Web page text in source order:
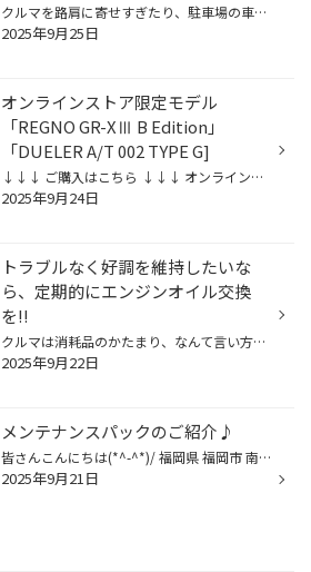
クルマを路肩に寄せすぎたり、駐車場の車止めにぶつけたりして、お気に入りのホイールを傷つけてしまったという経験は、多くの方がお持ちなのではないかと思います。とっても残念な気持ちになりますが、そんなときタイヤも気にかけていらっしゃいますか？ 一方、タイヤの“見える側”にはワックスをき...
2025年9月25日
オンラインストア限定モデル
「REGNO GR-XⅢ B Edition」
「DUELER A/T 002 TYPE G]
↓↓↓ ご購入はこちら ↓↓↓ オンライン限定モデル 「レグノ GR-XⅢ B Edition」「デューラー A/T002 TYPE G」 LUXBLACK® 黒が際立つ、プレミアムな選択 トレッドパターンがタイヤの顔ならサイドウォールはタイヤの横顔。 黒いゴムに当たる光の反射と吸収を操ると時にゴムの質感を超えた 表情が生まれま...
2025年9月24日
トラブルなく好調を維持したいな
ら、定期的にエンジンオイル交換
を!!
クルマは消耗品のかたまり、なんて言い方をすることもありますが、愛車のコンディションを維持していく上で定期的に交換が必要なものと言えば、何を思い浮かべますか？ 専門店として一番気になるものと言えばタイヤなんですが、お客さまのなかには「バッテリー上がりでクルマが動かなくなったことが...
2025年9月22日
メンテナンスパックのご紹介♪
皆さんこんにちは(*^-^*)/ 福岡県 福岡市 南区 にありますタイヤ館長尾店です。 タイヤ館長尾店のHPをご覧いただき 誠にありがとうございます(≧▽≦)♪ 本日ご紹介するのは「メンテナンスパック」です！！ クルマのコンディション維持には日々のメンテナンスが欠かせません。 けれど、「クルマのことは...
2025年9月21日